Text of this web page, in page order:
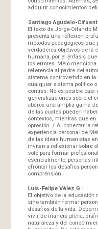
adquirir conocimientos
Santiago Agudelo-
El texto de Jorge-Orlando
presenta una reflexión
métodos pedagógicos que
verdaderos objetivos de la
humana, por el énfasis
los errores. Melo
referencia al padre del
sistema controvertido en
cualquier sistema político
contras. No es posible
generalizaciones sobre el
abarca una amplia gama
de las cuales pueden
contextos, mientras que
opresión. / Al conectar la
experiencia personal de
de las ideas humanistas
invitan a reflexionar sobre
solo para formar
esencialmente, personas
afrontar los desafíos
comprensión.
Luis-Felipe Vélez G.:
El objetivo de la
sino también formar
desafíos de la vida.
vivir de manera plena,
naturaleza y del